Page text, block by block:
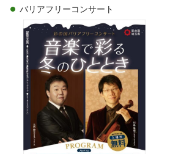
バリアフリーコンサート